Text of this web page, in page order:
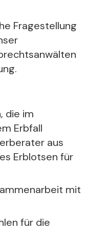
Fragestellung
die im
Erbfall
aus
Erblotsen für
mit
für die